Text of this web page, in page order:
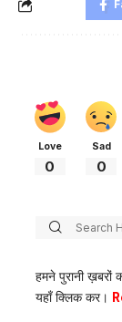
Love
0
Sad
0
हमने पुरानी ख़बरों
यहाँ क्लिक कर।